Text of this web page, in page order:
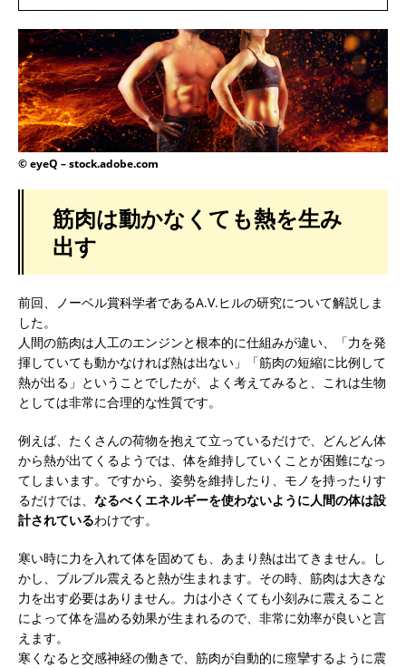
© eyeQ – stock.adobe.com
筋肉は動かなくても熱を生み
出す
前回、ノーベル賞科学者であるA.V.ヒルの研究について解説しま
した。
人間の筋肉は人工のエンジンと根本的に仕組みが違い、「力を発
揮していても動かなければ熱は出ない」「筋肉の短縮に比例して
熱が出る」ということでしたが、よく考えてみると、これは生物
としては非常に合理的な性質です。
例えば、たくさんの荷物を抱えて立っているだけで、どんどん体
から熱が出てくるようでは、体を維持していくことが困難になっ
てしまいます。ですから、姿勢を維持したり、モノを持ったりす
るだけでは、 なるべくエネルギーを使わないように人間の体は設
計されているわけです。
寒い時に力を入れて体を固めても、あまり熱は出てきません。し
かし、ブルブル震えると熱が生まれます。その時、筋肉は大きな
力を出す必要はありません。力は小さくても小刻みに震えること
によって体を温める効果が生まれるので、非常に効率が良いと言
えます。
寒くなると交感神経の働きで、筋肉が自動的に痙攣するように震